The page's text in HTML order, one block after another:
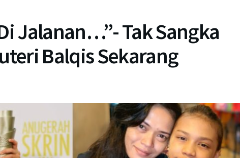
Jalanan…”- Tak Sangka
Balqis Sekarang